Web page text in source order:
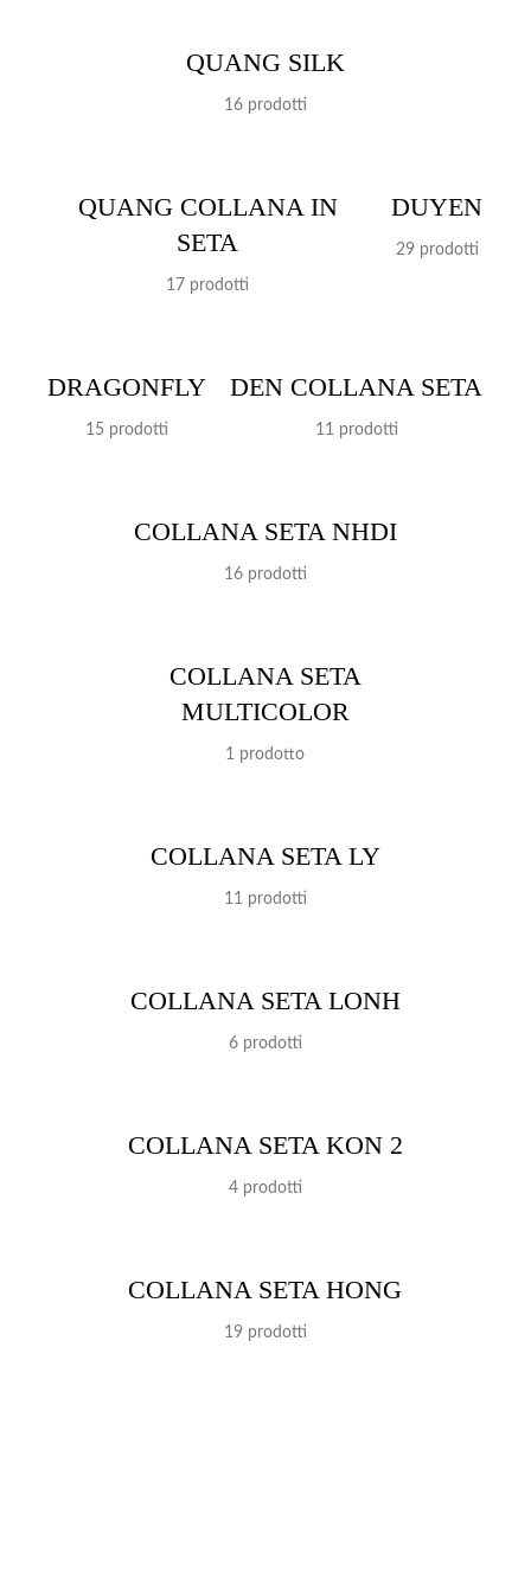
QUANG SILK
16 prodotti
QUANG COLLANA IN
SETA
17 prodotti
DUYEN
29 prodotti
DRAGONFLY
15 prodotti
DEN COLLANA SETA
11 prodotti
COLLANA SETA NHDI
16 prodotti
COLLANA SETA
MULTICOLOR
1 prodotto
COLLANA SETA LY
11 prodotti
COLLANA SETA LONH
6 prodotti
COLLANA SETA KON 2
4 prodotti
COLLANA SETA HONG
19 prodotti